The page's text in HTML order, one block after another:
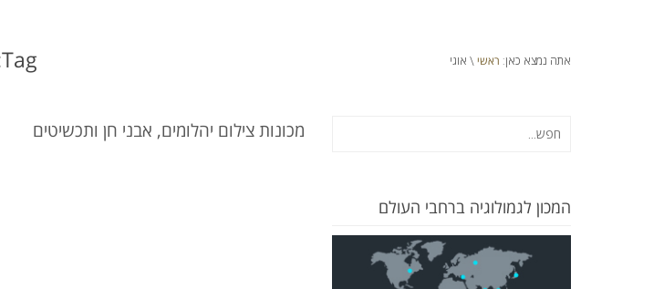
Tag: אתה נמצא כאן: ראשי \ אוגי
מכונות צילום יהלומים, אבני חן ותכשיטים
המכון לגמולוגיה ברחבי העולם